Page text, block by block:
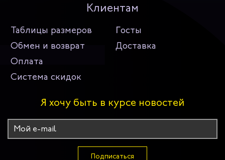
Клиентам
Таблицы размеров
Госты
Обмен и возврат
Доставка
Оплата
Система скидок
Я хочу быть в курсе новостей
Подписаться